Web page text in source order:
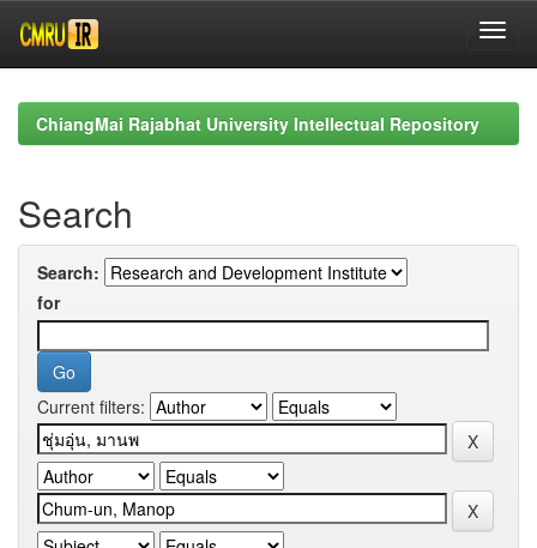
navigationChiangMai Rajabhat University Intellectual Repository
Search
Search:
for
Current filters: